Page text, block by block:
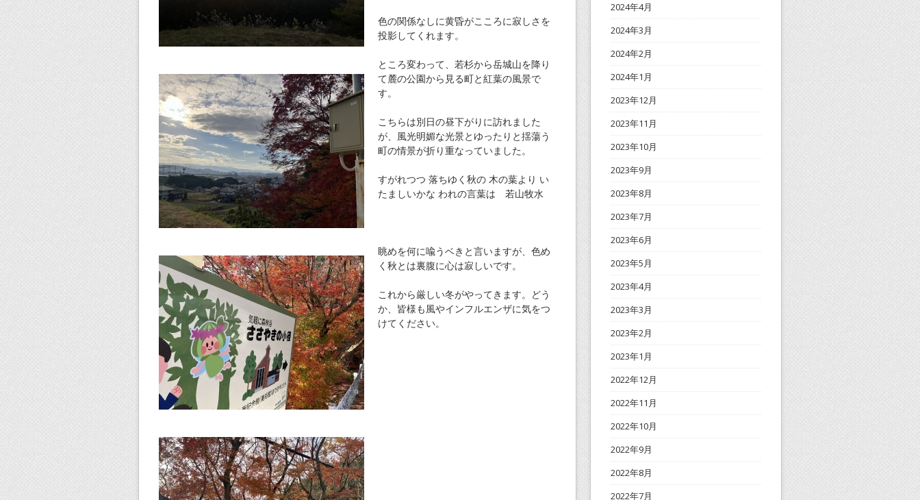
色の関係なしに黄昏がこころに寂しさを
投影してくれます。
ところ変わって、若杉から岳城山を降り
て麓の公園から見る町と紅葉の風景で
す。
こちらは別日の昼下がりに訪れました
が、風光明媚な光景とゆったりと揺蕩う
町の情景が折り重なっていました。
すがれつつ 落ちゆく秋の 木の葉より い
たましいかな われの言葉は 若山牧水
眺めを何に喩うベきと言いますが、色め
く秋とは裏腹に心は寂しいです。
これから厳しい冬がやってきます。どう
か、皆様も風やインフルエンザに気をつ
けてください。
2024年4月
2024年3月
2024年2月
2024年1月
2023年12月
2023年11月
2023年10月
2023年9月
2023年8月
2023年7月
2023年6月
2023年5月
2023年4月
2023年3月
2023年2月
2023年1月
2022年12月
2022年11月
2022年10月
2022年9月
2022年8月
2022年7月